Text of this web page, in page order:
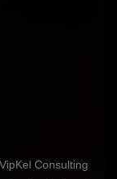
Consulting